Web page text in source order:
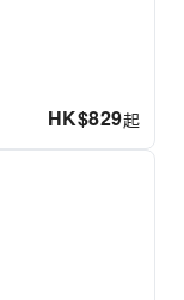
HK$829起